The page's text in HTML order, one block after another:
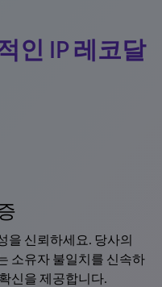
인 IP 레코달
을 신뢰하세요. 당사의
소유자 불일치를 신속하
신을 제공합니다.